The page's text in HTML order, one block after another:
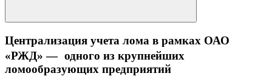
Централизация учета лома в рамках ОАО
«РЖД» — одного из крупнейших
ломообразующих предприятий